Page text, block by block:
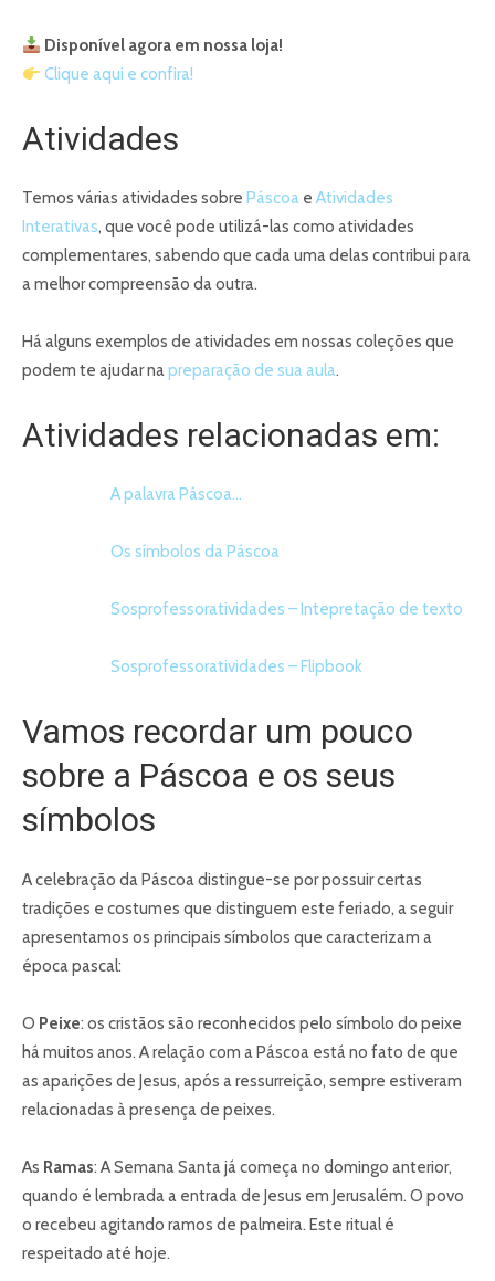
Disponível agora em nossa loja!
Clique aqui e confira!
Atividades
Temos várias atividades sobre Páscoa e Atividades
Interativas, que você pode utilizá-las como atividades
complementares, sabendo que cada uma delas contribui para
a melhor compreensão da outra.
Há alguns exemplos de atividades em nossas coleções que
podem te ajudar napreparação de sua aula.
Atividades relacionadas em:
A palavra Páscoa…
Os símbolos da Páscoa
Sosprofessoratividades – Intepretação de texto
Sosprofessoratividades – Flipbook
Vamos recordar um pouco
sobre a Páscoa e os seus
símbolos
A celebração da Páscoa distingue-se por possuir certas
tradições e costumes que distinguem este feriado, a seguir
apresentamos os principais símbolos que caracterizam a
época pascal:
O Peixe: os cristãos são reconhecidos pelo símbolo do peixe
há muitos anos. A relação com a Páscoa está no fato de que
as aparições de Jesus, após a ressurreição, sempre estiveram
relacionadas à presença de peixes.
As Ramas: A Semana Santa já começa no domingo anterior,
quando é lembrada a entrada de Jesus em Jerusalém. O povo
o recebeu agitando ramos de palmeira. Este ritual é
respeitado até hoje.